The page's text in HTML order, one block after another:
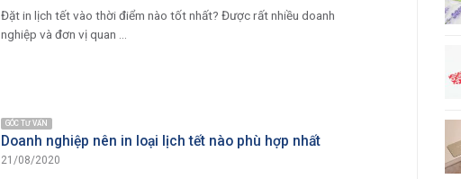
Đặt in lịch tết vào thời điểm nào tốt nhất? Được rất nhiều doanh
nghiệp và đơn vị quan ...
GÓC TƯ VẤN
Doanh nghiệp nên in loại lịch tết nào phù hợp nhất
21/08/2020